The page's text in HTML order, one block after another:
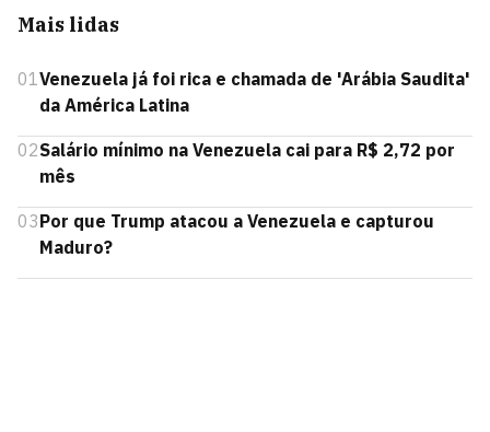
Mais lidas
01Venezuela já foi rica e chamada de 'Arábia Saudita'
da América Latina
02Salário mínimo na Venezuela cai para R$ 2,72 por
mês
03Por que Trump atacou a Venezuela e capturou
Maduro?